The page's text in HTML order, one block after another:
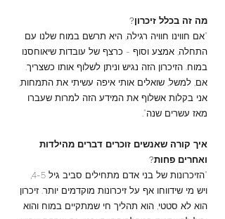
מה זה בכלל זיכרון?
"אם חווינו חוויה רגילה, היא תרשם במוח שלנו עם
התחלה, אמצע וסוף - כרצף של עובדות שיאוחסנו
במוח. הזיכרון הזה נגיש וניתן לשלוף אותו כשצריך.
אם, למשל, שואלים אותי איפה עשיתי את התמחות,
אני בקלות אשלוף את המידע הזה למרות שעברו
מאז עשרים שנה".
איך קורה שאנשים זוכרים דברים מהילדות
ואחרים פחות?
"הזיכרונות של בני אדם מתחילים סביב גיל 4-5,
ויש מי שידווחו אף על זיכרונות מוקדמים יותר. זיכרון
הוא לא סטטי, הוא תהליך חי שמתקיים במוח והוא